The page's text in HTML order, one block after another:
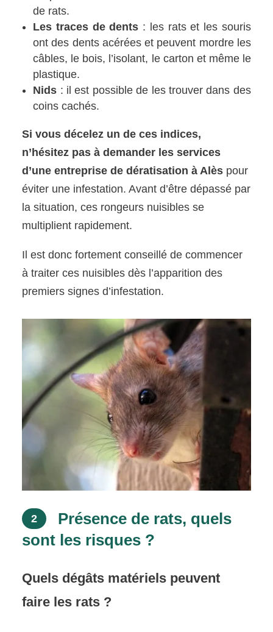
de rats.
Les traces de dents : les rats et les souris
ont des dents acérées et peuvent mordre les
câbles, le bois, l’isolant, le carton et même le
plastique.
Nids : il est possible de les trouver dans des
coins cachés.
Si vous décelez un de ces indices,
n’hésitez pas à demander les services
d’une entreprise de dératisation à Alès pour
éviter une infestation. Avant d’être dépassé par
la situation, ces rongeurs nuisibles se
multiplient rapidement.
Il est donc fortement conseillé de commencer
à traiter ces nuisibles dès l’apparition des
premiers signes d’infestation.
2
Présence de rats, quels
sont les risques ?
Quels dégâts matériels peuvent
faire les rats ?